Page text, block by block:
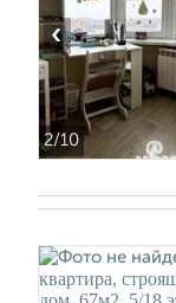
2/10
‹